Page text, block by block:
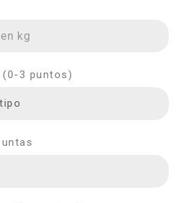
(0-3 puntos)